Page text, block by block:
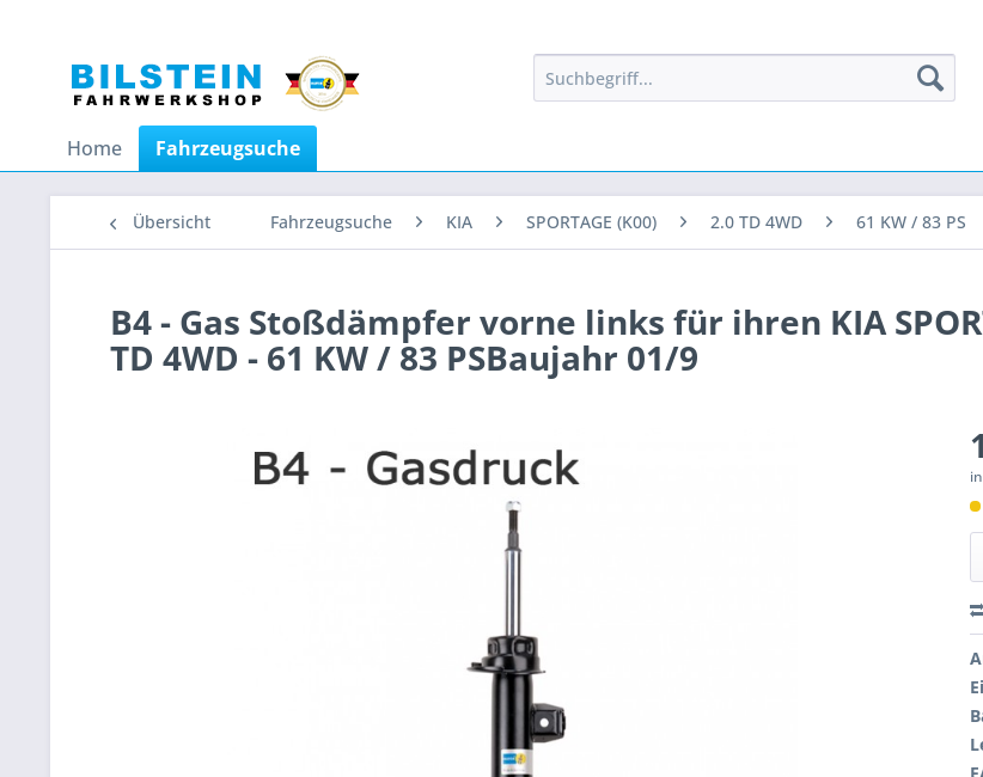
Home Fahrzeugsuche
Übersicht Fahrzeugsuche KIA SPORTAGE (K00) 2.0 TD 4WD 61 KW / 83 PS
B4 - Gas Stoßdämpfer vorne links für ihren KIA
TD 4WD - 61 KW / 83 PSBaujahr 01/9